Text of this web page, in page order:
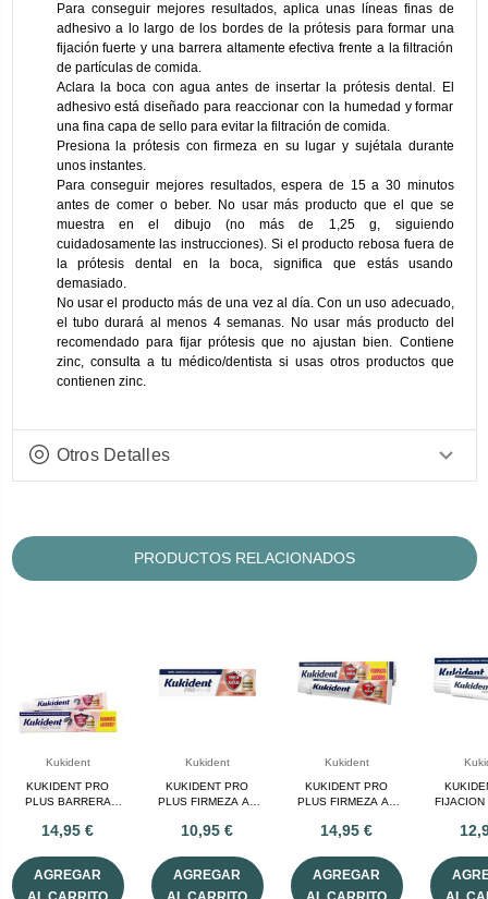
Para conseguir mejores resultados, aplica unas líneas finas de
adhesivo a lo largo de los bordes de la prótesis para formar una
fijación fuerte y una barrera altamente efectiva frente a la filtración
de partículas de comida.
Aclara la boca con agua antes de insertar la prótesis dental. El
adhesivo está diseñado para reaccionar con la humedad y formar
una fina capa de sello para evitar la filtración de comida.
Presiona la prótesis con firmeza en su lugar y sujétala durante
unos instantes.
Para conseguir mejores resultados, espera de 15 a 30 minutos
antes de comer o beber. No usar más producto que el que se
muestra en el dibujo (no más de 1,25 g, siguiendo
cuidadosamente las instrucciones). Si el producto rebosa fuera de
la prótesis dental en la boca, significa que estás usando
demasiado.
No usar el producto más de una vez al día. Con un uso adecuado,
el tubo durará al menos 4 semanas. No usar más producto del
recomendado para fijar prótesis que no ajustan bien. Contiene
zinc, consulta a tu médico/dentista si usas otros productos que
contienen zinc.
Otros Detalles
PRODUCTOS RELACIONADOS
Kukident
KUKIDENT PRO
PLUS BARRERA
ADH 57 G SIN
14,95 €
AGREGAR
Kukident
KUKIDENT PRO
PLUS FIRMEZA AL
SABOR
10,95 €
AGREGAR
Kukident
KUKIDENT PRO
PLUS FIRMEZA AL
SABOR
14,95 €
AGREGAR
FIJACION